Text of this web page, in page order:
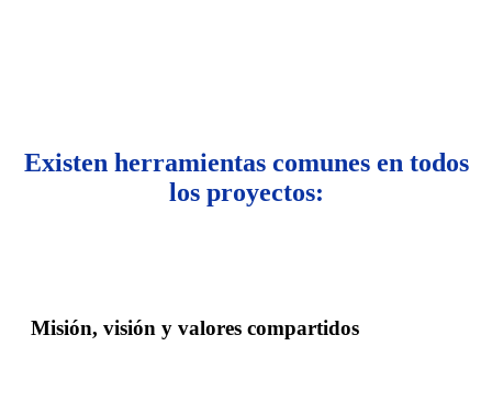
Existen herramientas comunes en todos
los proyectos:
Misión, visión y valores compartidos